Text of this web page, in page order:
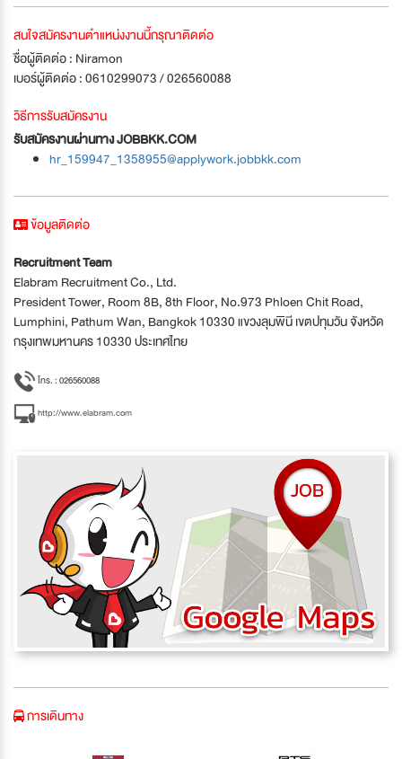
สนใจสมัครงานตำแหน่งงานนี้กรุณาติดต่อ
ชื่อผู้ติดต่อ : Niramon
เบอร์ผู้ติดต่อ : 0610299073 / 026560088
วิธีการรับสมัครงาน
รับสมัครงานผ่านทาง JOBBKK.COM
hr_159947_1358955@applywork.jobbkk.com
ข้อมูลติดต่อ
Recruitment Team
Elabram Recruitment Co., Ltd.
​President Tower, Room 8B, 8th Floor, No.973 Phloen Chit Road,
Lumphini, Pathum Wan, Bangkok 10330 แขวงลุมพินี เขตปทุมวัน จังหวัด
กรุงเทพมหานคร 10330 ประเทศไทย
โทร. : 026560088
http://www.elabram.com
การเดินทาง